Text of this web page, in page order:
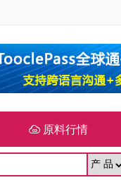
原料行情